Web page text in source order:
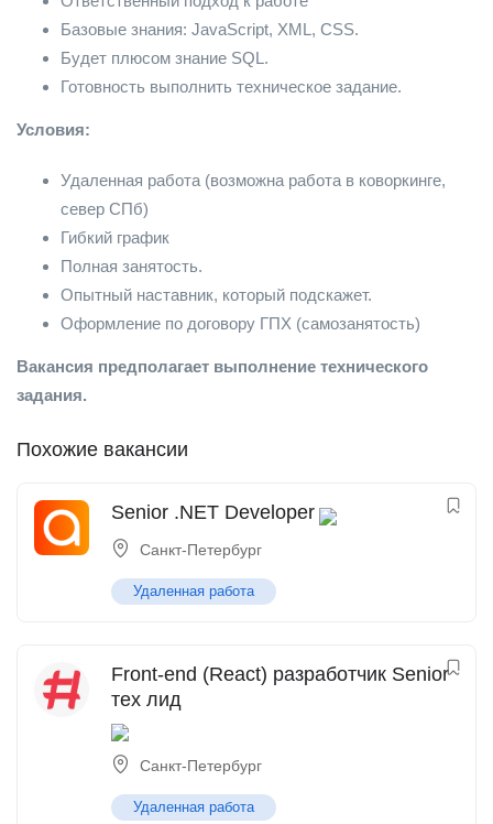
Базовые знания: JavaScript, XML, CSS.
Будет плюсом знание SQL.
Готовность выполнить техническое задание.
Условия:
Удаленная работа (возможна работа в коворкинге,
север СПб)
Гибкий график
Полная занятость.
Опытный наставник, который подскажет.
Оформление по договору ГПХ (самозанятость)
Вакансия предполагает выполнение технического
задания.
Похожие вакансии
Senior .NET Developer
Санкт-Петербург
Удаленная работа
Front-end (React) разработчик Senior
тех лид
Санкт-Петербург
Удаленная работа